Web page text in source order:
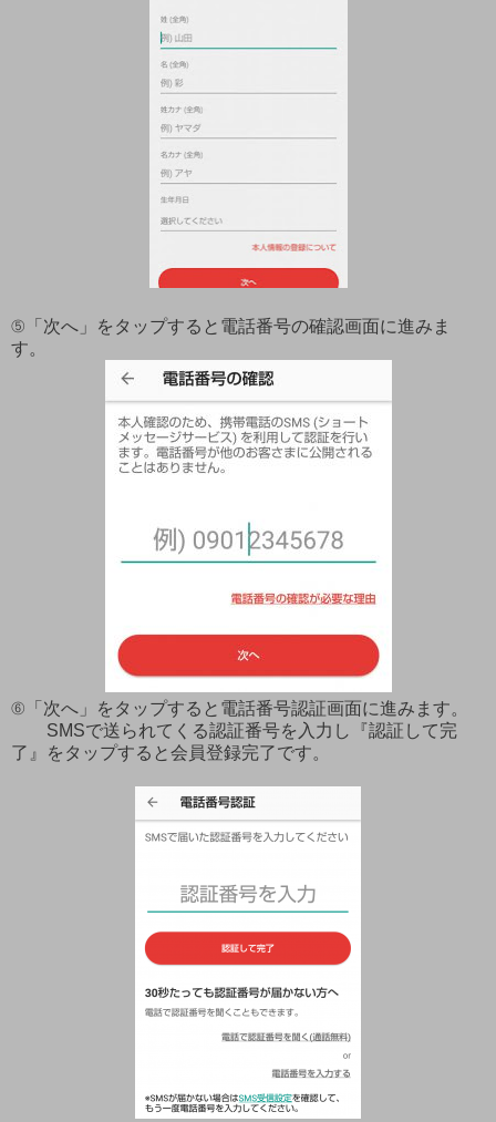
⑤「次へ」をタップすると電話番号の確認画面に進みま
す。
⑥「次へ」をタップすると電話番号認証画面に進みます。
SMSで送られてくる認証番号を入力し『認証して完
了』をタップすると会員登録完了です。